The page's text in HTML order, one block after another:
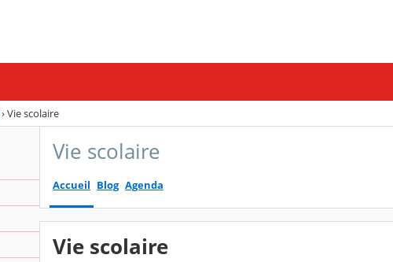
›Vie scolaire
Vie scolaire
Accueil Blog Agenda
Vie scolaire